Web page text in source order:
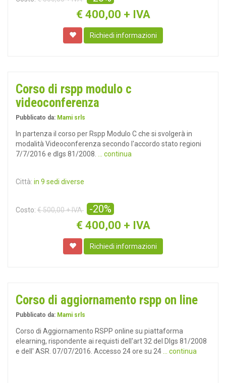
€ 400,00 + IVA
Richiedi informazioni
Corso di rspp modulo c
videoconferenza
Pubblicato da: Mami srls
In partenza il corso per Rspp Modulo C che si svolgerà in
modalità Videoconferenza secondo l'accordo stato regioni
7/7/2016 e dlgs 81/2008.
... continua
Città: in 9 sedi diverse
Costo: € 500,00 + IVA -20%
€ 400,00 + IVA
Richiedi informazioni
Corso di aggiornamento rspp on line
Pubblicato da: Mami srls
Corso di Aggiornamento RSPP online su piattaforma
elearning, rispondente ai requisti dell'art 32 del Dlgs 81/2008
e dell' ASR. 07/07/2016. Accesso 24 ore su 24
... continua